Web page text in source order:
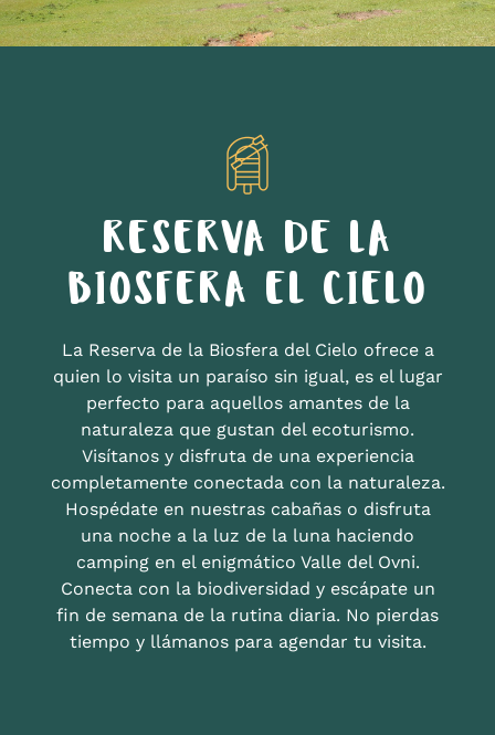
RESERVA DE LA
BIOSFERA EL CIELO
La Reserva de la Biosfera del Cielo ofrece a
quien lo visita un paraíso sin igual, es el lugar
perfecto para aquellos amantes de la
naturaleza que gustan del ecoturismo.
Visítanos y disfruta de una experiencia
completamente conectada con la naturaleza.
Hospédate en nuestras cabañas o disfruta
una noche a la luz de la luna haciendo
camping en el enigmático Valle del Ovni.
Conecta con la biodiversidad y escápate un
fin de semana de la rutina diaria. No pierdas
tiempo y llámanos para agendar tu visita.